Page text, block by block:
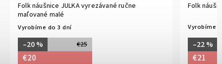
Folk náušnice JULKA vyrezávané ručne
maľované malé
Vyrobíme do 3 dní
€25
–20 %
€20
Folk
Vyrobíme
–22 %
€21